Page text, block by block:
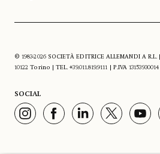
© 1983-2026 SOCIETÀ EDITRICE ALLEMANDI A
10122 Torino | TEL. +39.011.819.9111 | P.IVA 13153930014
SOCIAL